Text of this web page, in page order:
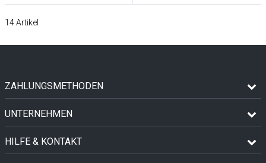
14Artikel
ZAHLUNGSMETHODEN
UNTERNEHMEN
HILFE & KONTAKT